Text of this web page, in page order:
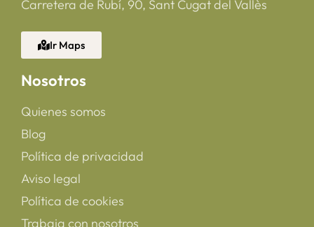
Carretera de Rubí, 90, Sant Cugat del Vallès
Ir Maps
Nosotros
Quienes somos
Blog
Política de privacidad
Aviso legal
Política de cookies
Trabaja con nosotros